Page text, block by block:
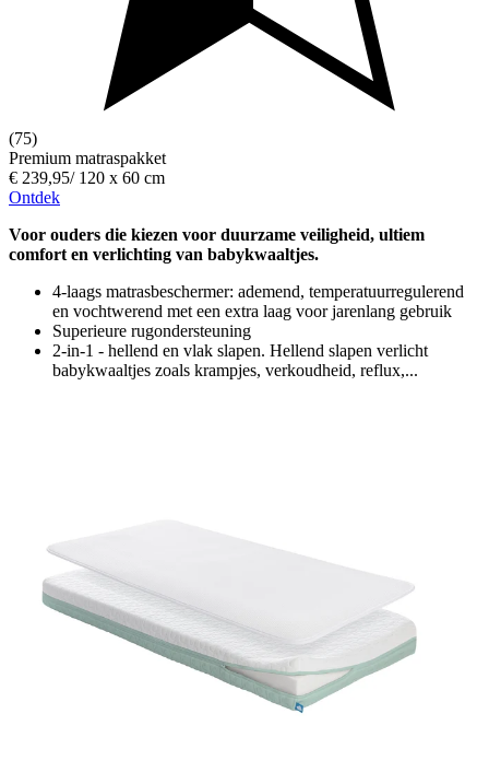
(75)
Premium matraspakket
€ 239,95/ 120 x 60 cm
Ontdek
Voor ouders die kiezen voor duurzame veiligheid, ultiem
comfort en verlichting van babykwaaltjes.
4-laags matrasbeschermer: ademend, temperatuurregulerend
en vochtwerend met een extra laag voor jarenlang gebruik
Superieure rugondersteuning
2-in-1 - hellend en vlak slapen. Hellend slapen verlicht
babykwaaltjes zoals krampjes, verkoudheid, reflux,...